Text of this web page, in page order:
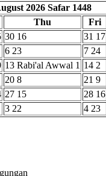
2026 Safar 1448
Thu Fri
30 16 31 17
6 23 7 24
13 Rabi'al Awwal 1 14 2
20 8 21 9
27 15 28 16
3 22 4 23